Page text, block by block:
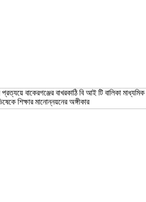
বাকেরগঞ্জের বাখরকাঠি বি আই টি বালিকা মাধ্যমিক
শিক্ষার মানোন্নয়নের অঙ্গীকার